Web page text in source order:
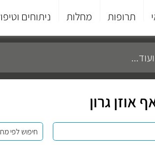
תרופות מחלות ניתוחים
אוזן גרון
חיפוש לפי